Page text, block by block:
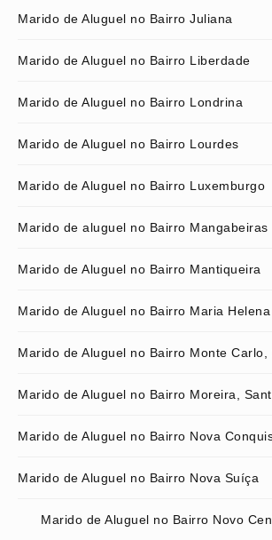
Marido de Aluguel no Bairro Juliana
Marido de Aluguel no Bairro Liberdade
Marido de Aluguel no Bairro Londrina
Marido de Aluguel no Bairro Lourdes
Marido de Aluguel no Bairro Luxemburgo
Marido de aluguel no Bairro Mangabeiras
Marido de Aluguel no Bairro Mantiqueira
Marido de Aluguel no Bairro Maria Helena
Marido de Aluguel no Bairro Monte Carlo,
Marido de Aluguel no Bairro Moreira,
Marido de Aluguel no Bairro Nova
Marido de Aluguel no Bairro Nova Suíça
Marido de Aluguel no Bairro Novo